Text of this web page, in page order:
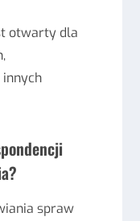
otwarty dla
innych
spraw